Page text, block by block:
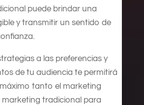
puede brindar una
y transmitir un sentido de
a las preferencias y
de tu audiencia te permitirá
tanto el marketing
marketing tradicional para